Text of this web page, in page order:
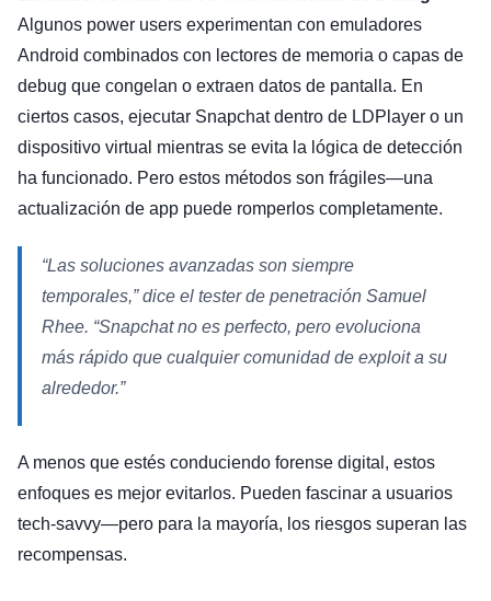
Algunos power users experimentan con emuladores
Android combinados con lectores de memoria o capas de
debug que congelan o extraen datos de pantalla. En
ciertos casos, ejecutar Snapchat dentro de LDPlayer o un
dispositivo virtual mientras se evita la lógica de detección
ha funcionado. Pero estos métodos son frágiles—una
actualización de app puede romperlos completamente.
“Las soluciones avanzadas son siempre
temporales,” dice el tester de penetración Samuel
Rhee. “Snapchat no es perfecto, pero evoluciona
más rápido que cualquier comunidad de exploit a su
alrededor.”
A menos que estés conduciendo forense digital, estos
enfoques es mejor evitarlos. Pueden fascinar a usuarios
tech-savvy—pero para la mayoría, los riesgos superan las
recompensas.